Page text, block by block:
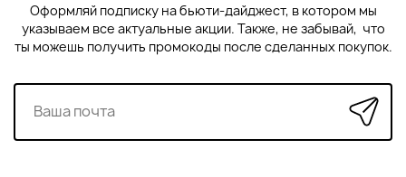
Оформляй подписку на бьюти-дайджест, в котором мы
указываем все актуальные акции. Также, не забывай, что
ты можешь получить промокоды после сделанных покупок.